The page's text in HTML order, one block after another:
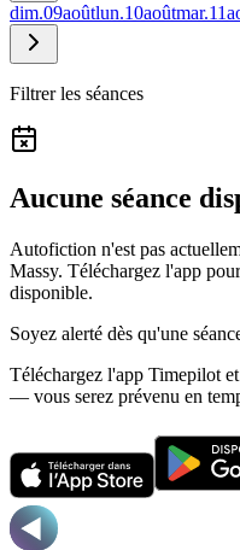
dim.09aoûtlun.10aoûtmar.11
Filtrer les séances
Aucune séance
Autofiction n'est pas
Massy. Téléchargez l'app
disponible.
Soyez alerté dès qu'une
Téléchargez l'app Timepilot
— vous serez prévenu en